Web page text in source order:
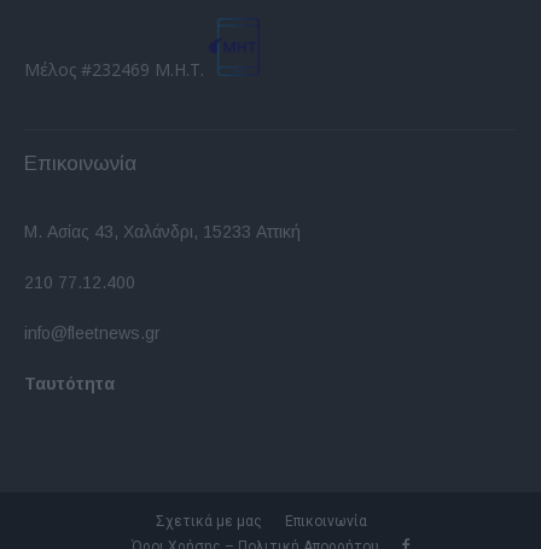
Μέλος #232469 Μ.Η.Τ.
Επικοινωνία
Μ. Ασίας 43, Χαλάνδρι, 15233 Αττική
210 77.12.400
info@fleetnews.gr
Ταυτότητα
Σχετικά με μας
Επικοινωνία